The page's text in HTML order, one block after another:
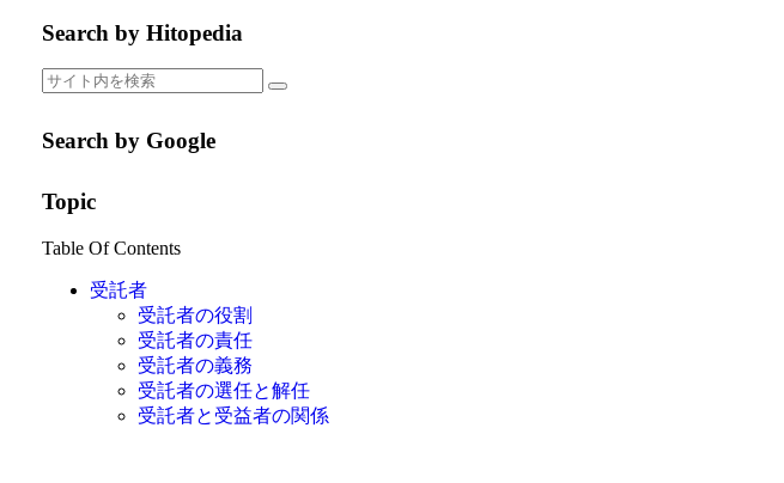
Search by Hitopedia
Search by Google
Topic
Table Of Contents
受託者
受託者の役割
受託者の責任
受託者の義務
受託者の選任と解任
受託者と受益者の関係